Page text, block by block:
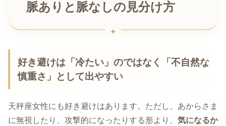
脈ありと脈なしの見分け方
好き避けは「冷たい」のではなく「不自然な
慎重さ」として出やすい
天秤座女性にも好き避けはあります。ただし、あからさま
に無視したり、攻撃的になったりする形より、 気になるか